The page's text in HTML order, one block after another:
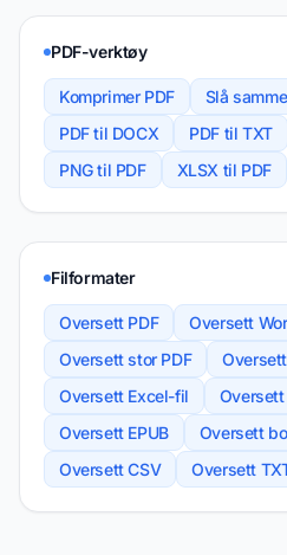
PDF-verktøy
Komprimer PDF Slå
PDF til DOCX
PDF til TXT
PNG til PDF
XLSX til PDF
Filformater
Oversett PDF
Oversett
Oversett stor PDF
Oversett Excel-fil
Oversett EPUB
Oversett
Oversett CSV
Oversett